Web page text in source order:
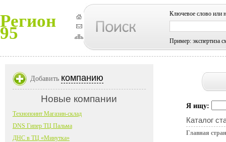
Регион
95
Ключевое слово или
Пример: экспертиза
Я ищу:
Каталог
Главная
Добавить компанию
Новые компании
Технопоинт Магазин-склад
DNS Гипер ТЦ Пальма
ДНС в ТЦ «Минутка»